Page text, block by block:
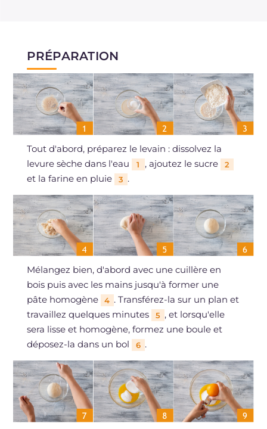
PRÉPARATION
Tout d'abord, préparez le levain : dissolvez la
levure sèche dans l'eau
1 , ajoutez le sucre 2
et la farine en pluie 3 .
Mélangez bien, d'abord avec une cuillère en
bois puis avec les mains jusqu'à former une
pâte homogène
4 . Transférez-la sur un plan et
travaillez quelques minutes
5 , et lorsqu'elle
sera lisse et homogène, formez une boule et
déposez-la dans un bol
6 .